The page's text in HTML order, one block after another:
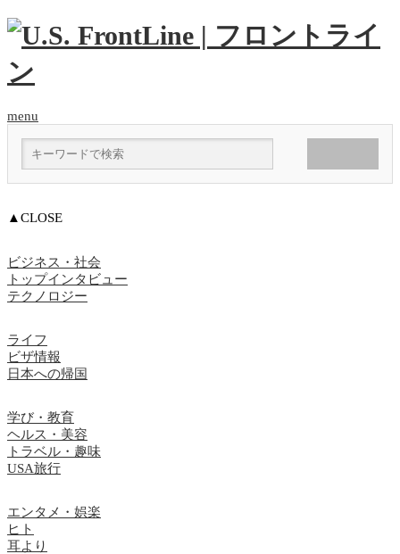
menu
▲CLOSE
ビジネス・社会
トップインタビュー
テクノロジー
ライフ
ビザ情報
日本への帰国
学び・教育
ヘルス・美容
トラベル・趣味
USA旅行
エンタメ・娯楽
ヒト
耳より